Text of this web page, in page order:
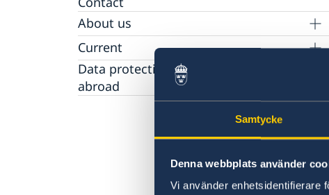
Samtycke
Denna webbplats använder
Vi använder enhetsidentifierare
About us
Ambassador
Current
News
Notice of contracts procured from Challenge
Calendar
Data protection policy for missions
abroad